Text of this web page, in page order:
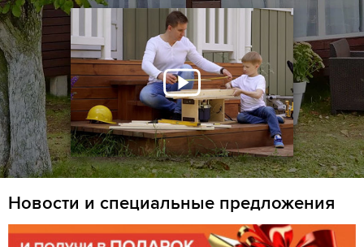
Новости и специальные предложения